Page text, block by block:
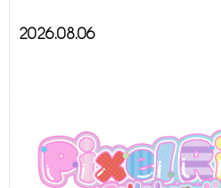
2026.08.06